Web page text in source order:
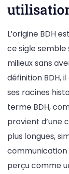
L’origine BDH
ce sigle
milieux sans
définition BDH,
ses racines
terme BDH,
provient d’une
plus longues,
communication
perçu comme